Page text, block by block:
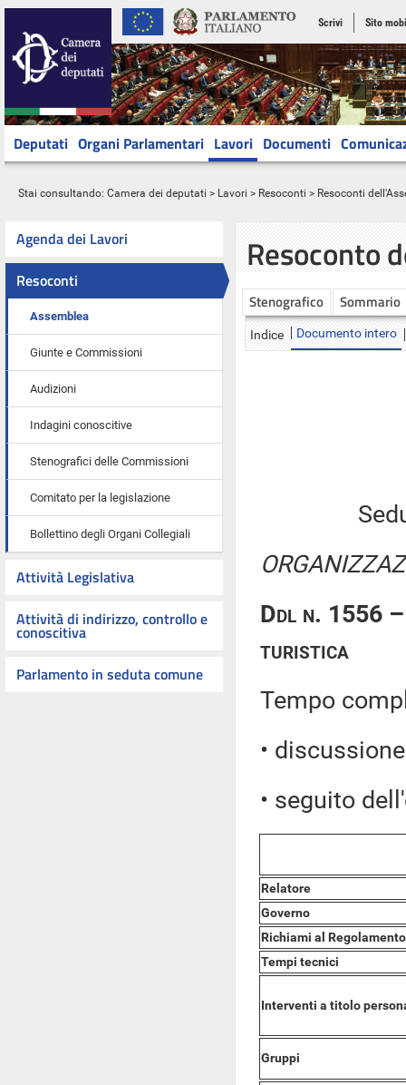
Scrivi Sito
Deputati Organi Parlamentari Lavori Documenti
Stai consultando: Camera dei deputati > Lavori > Resoconti > Resoconti
Agenda dei Lavori
Resoconti
Assemblea
Giunte e Commissioni
Audizioni
Indagini conoscitive
Stenografici delle Commissioni
Comitato per la legislazione
Bollettino degli Organi Collegiali
Attività Legislativa
Attività di indirizzo, controllo e
conoscitiva
Parlamento in seduta comune
Resoconto
Stenografico Sommario
Indice Documento intero
Ddl n. 1556 –
turistica
Tempo
•
• seguito
Relatore
Governo
Richiami al Regolamento
Tempi tecnici
Interventi a titolo
Gruppi